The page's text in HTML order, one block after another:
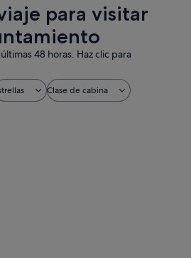
para visitar
48 horas. Haz clic para
Clase de cabina